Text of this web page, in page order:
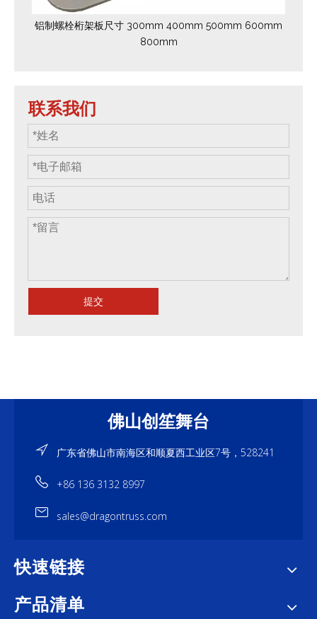
铝制螺栓桁架板尺寸 300mm 400mm 500mm 600mm
800mm
联系我们
提交
佛山创笙舞台
广东省佛山市南海区和顺夏西工业区7号，528241
+86 136 3132 8997
sales@dragontruss.com
快速链接
产品清单